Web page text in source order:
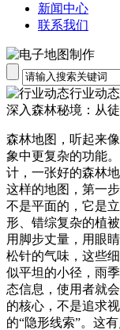
新闻中心
联系我们
行业动态
深入森林秘境：从
森林地图，听起来
象中更复杂的功能
计，一张好的森林
这样的地图，第一
不是平面的，它是
形、错综复杂的植
用脚步丈量，用眼
松针的气味，这些
似平坦的小径，雨
态信息，使用者就
的核心，不是追求
的“隐形线索”。这